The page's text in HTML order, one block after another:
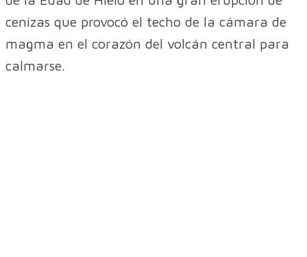
cenizas que provocó el techo de la cámara de
magma en el corazón del volcán central para
calmarse.